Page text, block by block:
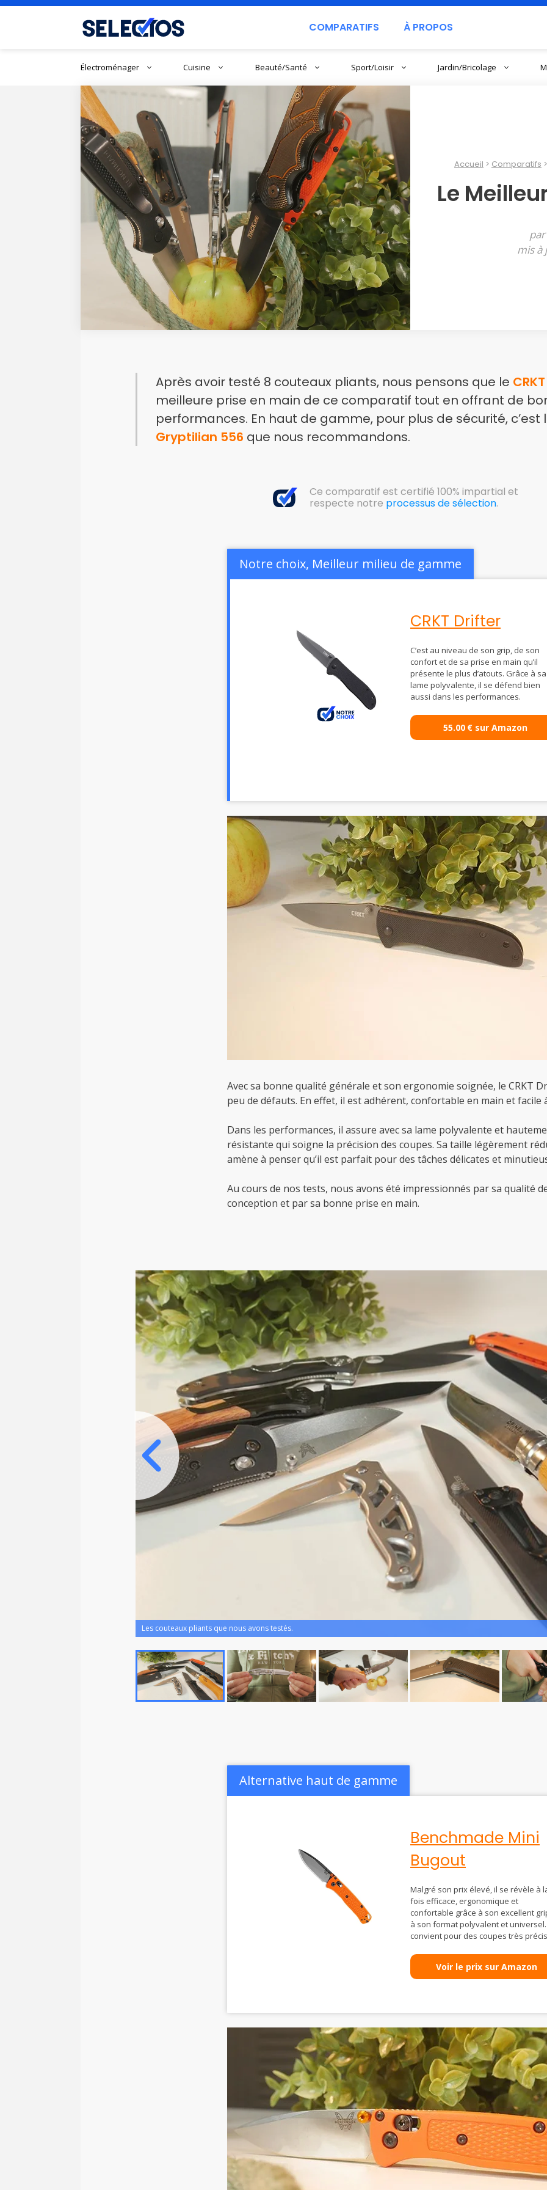
COMPARATIFS À PROPOS
Électroménager Cuisine Beauté/Santé Sport/Loisir Jardin/Bricolage
Accueil Comparatifs
Le
par
mis à
Après avoir testé 8 couteaux pliants, nous pensons que le
meilleure prise en main de ce comparatif tout en offrant de
performances. En haut de gamme, pour plus de sécurité, c’est
Gryptilian 556 que nous recommandons.
Ce comparatif est certifié 100% impartial et
respecte notre processus de sélection.
Notre choix, Meilleur milieu de gamme
CRKT Drifter
C’est au niveau de son grip, de son
confort et de sa prise en main qu’il
présente le plus d’atouts. Grâce à sa
lame polyvalente, il se défend bien
aussi dans les performances.
55.00 €sur Amazon
Avec sa bonne qualité générale et son ergonomie soignée, le CRKT
peu de défauts. En effet, il est adhérent, confortable en main et facile
Dans les performances, il assure avec sa lame polyvalente et
résistante qui soigne la précision des coupes. Sa taille légèrement
amène à penser qu’il est parfait pour des tâches délicates et
Au cours de nos tests, nous avons été impressionnés par sa qualité
conception et par sa bonne prise en main.
Les couteaux pliants que nous avons testés.
Alternative haut de gamme
Benchmade Mini
Bugout
Malgré son prix élevé, il se révèle à
fois efficace, ergonomique et
confortable grâce à son excellent
à son format polyvalent et universel.
convient pour des coupes très
Voir le prix sur Amazon